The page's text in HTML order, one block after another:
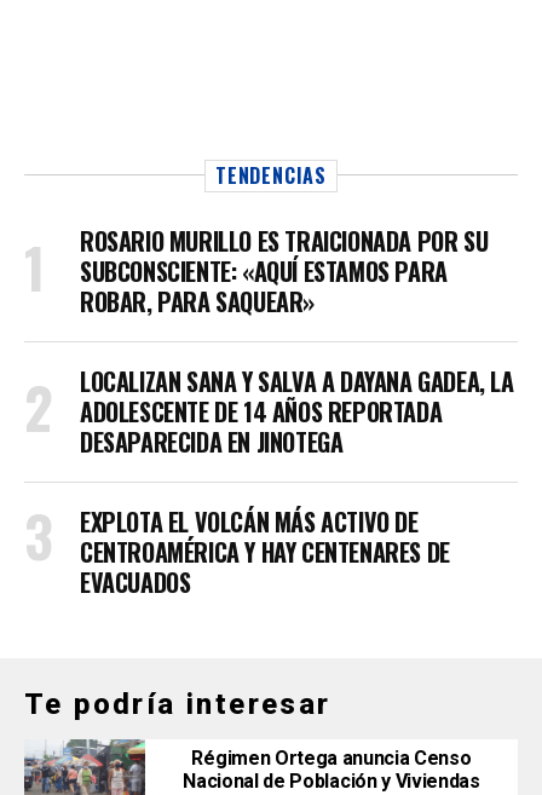
TENDENCIAS
ROSARIO MURILLO ES TRAICIONADA POR SU
SUBCONSCIENTE: «AQUÍ ESTAMOS PARA
ROBAR, PARA SAQUEAR»
LOCALIZAN SANA Y SALVA A DAYANA GADEA, LA
ADOLESCENTE DE 14 AÑOS REPORTADA
DESAPARECIDA EN JINOTEGA
EXPLOTA EL VOLCÁN MÁS ACTIVO DE
CENTROAMÉRICA Y HAY CENTENARES DE
EVACUADOS
Te podría interesar
Régimen Ortega anuncia Censo
Nacional de Población y Viviendas